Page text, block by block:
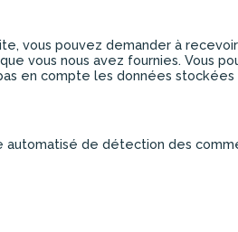
vous pouvez demander à
vous nous avez fournies. Vous
en compte les données
automatisé de détection des